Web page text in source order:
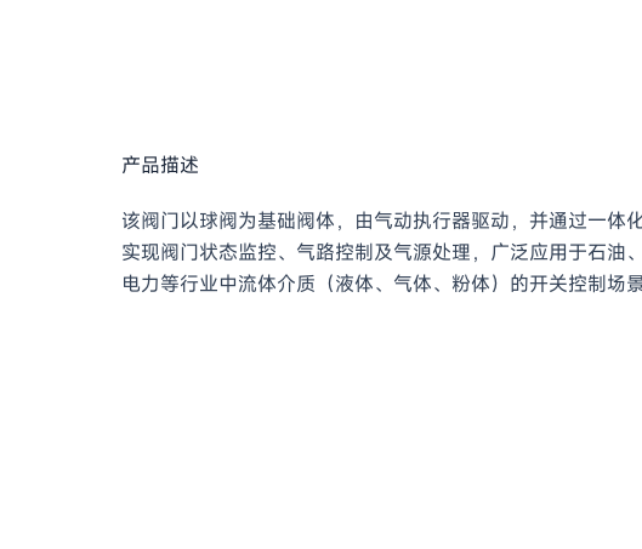
产品描述
该阀门以球阀为基础阀体，由气动执行器驱动，并通过一体
实现阀门状态监控、气路控制及气源处理，广泛应用于石油
电力等行业中流体介质（液体、气体、粉体）的开关控制场景